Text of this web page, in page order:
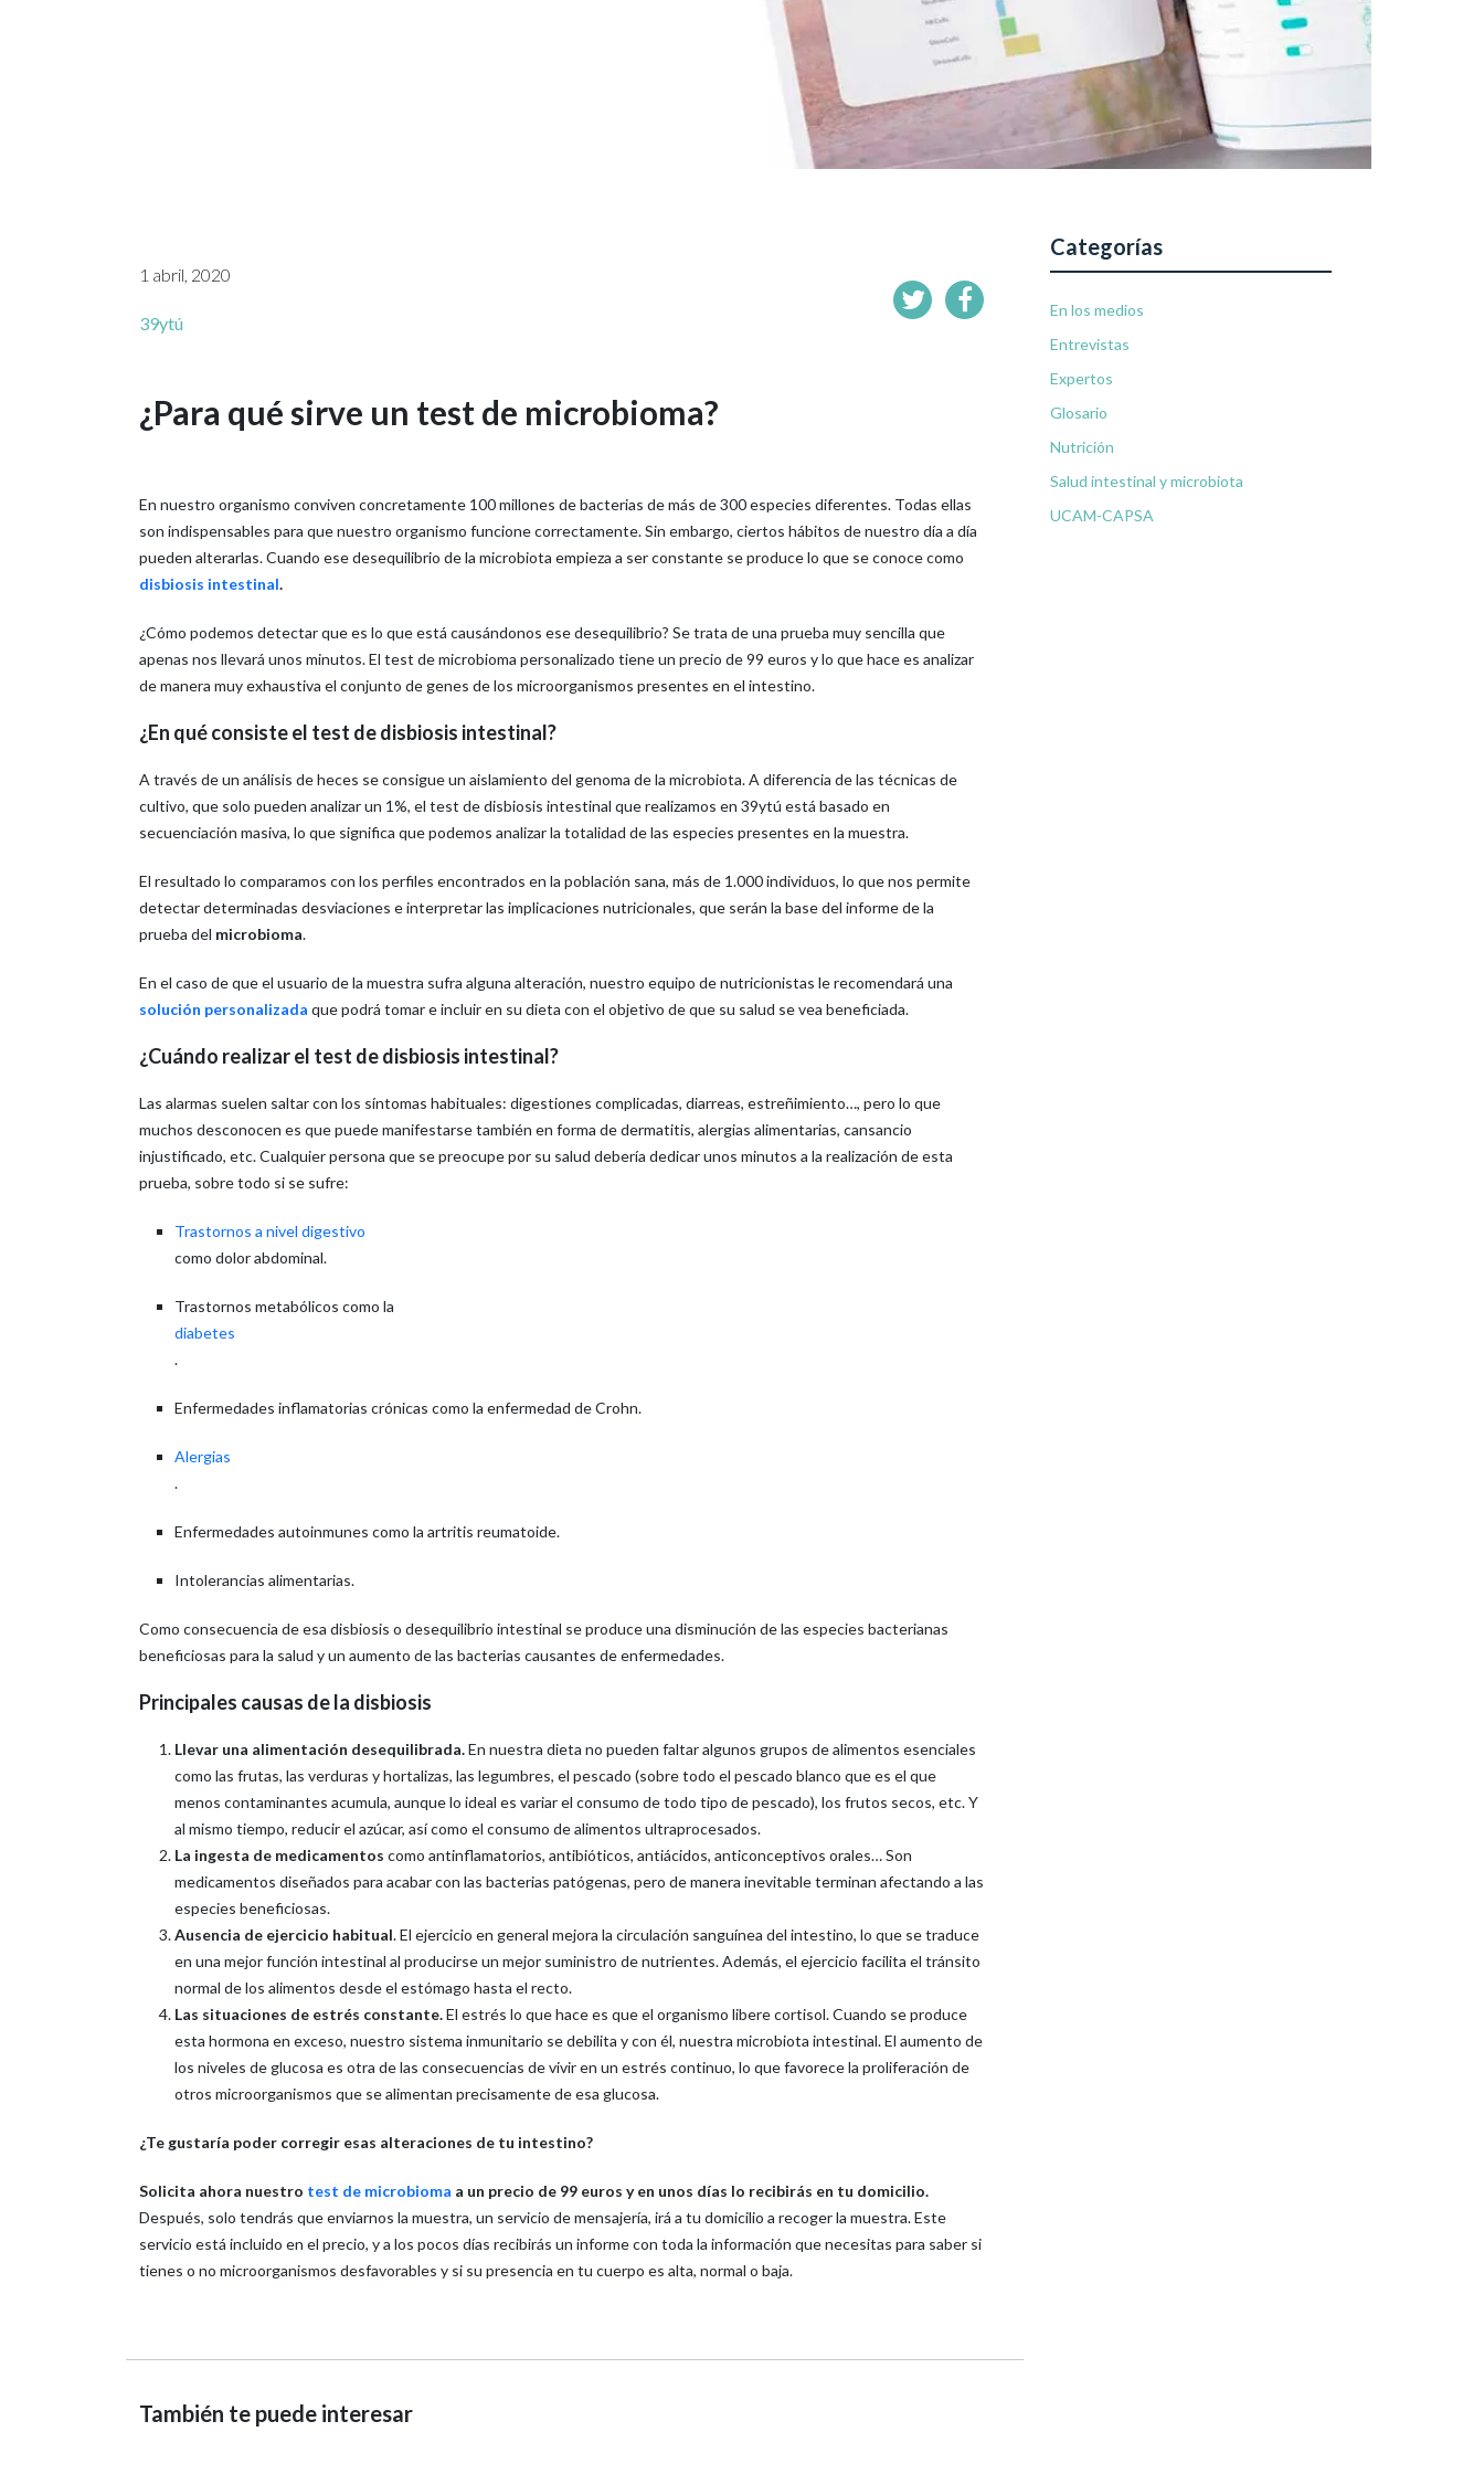
1 abril, 2020
39ytú
¿Para qué sirve un test de microbioma?
En nuestro organismo conviven concretamente 100 millones de bacterias de más de 300 especies diferentes. Todas ellas
son indispensables para que nuestro organismo funcione correctamente. Sin embargo, ciertos hábitos de nuestro día a día
pueden alterarlas. Cuando ese desequilibrio de la microbiota empieza a ser constante se produce lo que se conoce como
disbiosis intestinal.
¿Cómo podemos detectar que es lo que está causándonos ese desequilibrio? Se trata de una prueba muy sencilla que
apenas nos llevará unos minutos. El test de microbioma personalizado tiene un precio de 99 euros y lo que hace es analizar
de manera muy exhaustiva el conjunto de genes de los microorganismos presentes en el intestino.
¿En qué consiste el test de disbiosis intestinal?
A través de un análisis de heces se consigue un aislamiento del genoma de la microbiota. A diferencia de las técnicas de
cultivo, que solo pueden analizar un 1%, el test de disbiosis intestinal que realizamos en 39ytú está basado en
secuenciación masiva, lo que significa que podemos analizar la totalidad de las especies presentes en la muestra.
El resultado lo comparamos con los perfiles encontrados en la población sana, más de 1.000 individuos, lo que nos permite
detectar determinadas desviaciones e interpretar las implicaciones nutricionales, que serán la base del informe de la
prueba del microbioma.
En el caso de que el usuario de la muestra sufra alguna alteración, nuestro equipo de nutricionistas le recomendará una
solución personalizada que podrá tomar e incluir en su dieta con el objetivo de que su salud se vea beneficiada.
¿Cuándo realizar el test de disbiosis intestinal?
Las alarmas suelen saltar con los síntomas habituales: digestiones complicadas, diarreas, estreñimiento…, pero lo que
muchos desconocen es que puede manifestarse también en forma de dermatitis, alergias alimentarias, cansancio
injustificado, etc. Cualquier persona que se preocupe por su salud debería dedicar unos minutos a la realización de esta
prueba, sobre todo si se sufre:
Trastornos a nivel digestivo
como dolor abdominal.
Trastornos metabólicos como la
diabetes
.
Enfermedades inflamatorias crónicas como la enfermedad de Crohn.
Alergias
.
Enfermedades autoinmunes como la artritis reumatoide.
Intolerancias alimentarias.
Como consecuencia de esa disbiosis o desequilibrio intestinal se produce una disminución de las especies bacterianas
beneficiosas para la salud y un aumento de las bacterias causantes de enfermedades.
Principales causas de la disbiosis
Llevar una alimentación desequilibrada.En nuestra dieta no pueden faltar algunos grupos de alimentos esenciales
como las frutas, las verduras y hortalizas, las legumbres, el pescado (sobre todo el pescado blanco que es el que
menos contaminantes acumula, aunque lo ideal es variar el consumo de todo tipo de pescado), los frutos secos, etc. Y
al mismo tiempo, reducir el azúcar, así como el consumo de alimentos ultraprocesados.
La ingesta de medicamentos como antinflamatorios, antibióticos, antiácidos, anticonceptivos orales… Son
medicamentos diseñados para acabar con las bacterias patógenas, pero de manera inevitable terminan afectando a las
especies beneficiosas.
Ausencia de ejercicio habitual. El ejercicio en general mejora la circulación sanguínea del intestino, lo que se traduce
en una mejor función intestinal al producirse un mejor suministro de nutrientes. Además, el ejercicio facilita el tránsito
normal de los alimentos desde el estómago hasta el recto.
Las situaciones de estrés constante.El estrés lo que hace es que el organismo libere cortisol. Cuando se produce
esta hormona en exceso, nuestro sistema inmunitario se debilita y con él, nuestra microbiota intestinal. El aumento de
los niveles de glucosa es otra de las consecuencias de vivir en un estrés continuo, lo que favorece la proliferación de
otros microorganismos que se alimentan precisamente de esa glucosa.
¿Te gustaría poder corregir esas alteraciones de tu intestino?
Solicita ahora nuestro test de microbioma a un precio de 99 euros y en unos días lo recibirás en tu domicilio.
Después, solo tendrás que enviarnos la muestra, un servicio de mensajería, irá a tu domicilio a recoger la muestra. Este
servicio está incluido en el precio, y a los pocos días recibirás un informe con toda la información que necesitas para saber si
tienes o no microorganismos desfavorables y si su presencia en tu cuerpo es alta, normal o baja.
También te puede interesar
Categorías
En los medios
Entrevistas
Expertos
Glosario
Nutrición
Salud intestinal y microbiota
UCAM-CAPSA